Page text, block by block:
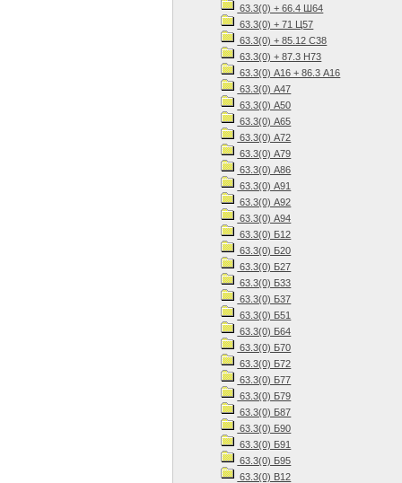
63.3(0) + 66.4 Ш64
63.3(0) + 71 Ц57
63.3(0) + 85.12 С38
63.3(0) + 87.3 Н73
63.3(0) А16 + 86.3 А16
63.3(0) А47
63.3(0) А50
63.3(0) А65
63.3(0) А72
63.3(0) А79
63.3(0) А86
63.3(0) А91
63.3(0) А92
63.3(0) А94
63.3(0) Б12
63.3(0) Б20
63.3(0) Б27
63.3(0) Б33
63.3(0) Б37
63.3(0) Б51
63.3(0) Б64
63.3(0) Б70
63.3(0) Б72
63.3(0) Б77
63.3(0) Б79
63.3(0) Б87
63.3(0) Б90
63.3(0) Б91
63.3(0) Б95
63.3(0) В12